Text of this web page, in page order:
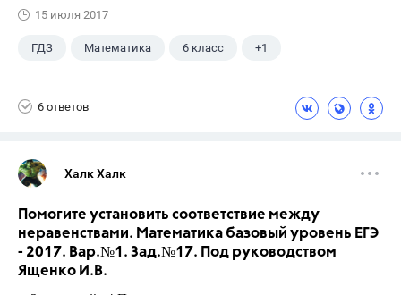
15 июля 2017
ГДЗ Математика 6 класс +1
6 ответов
Халк Халк
Помогите установить соответствие между
неравенствами. Математика базовый уровень ЕГЭ
- 2017. Вар.№1. Зад.№17. Под руководством
Ященко И.В.